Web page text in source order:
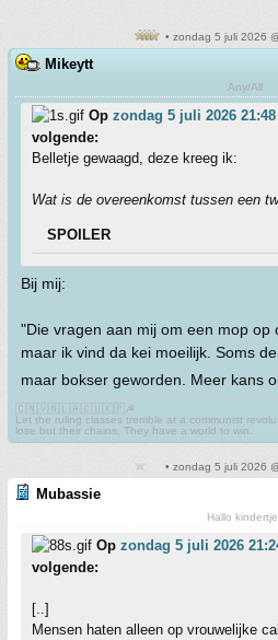
• zondag 5 juli 2026
Mikeytt
Any/All
Op zondag 5 juli 2026 21:48
volgende:
Belletje gewaagd, deze kreeg ik:
Wat is de overeenkomst tussen een
SPOILER
Bij mij:
"Die vragen aan mij om een mop op
maar ik vind da kei moeilijk. Soms
maar bokser geworden. Meer kans
🇨🇳🇻🇳🇱🇦🇨🇺🇰🇵☭
Let the ruling classes tremble at a communist
lose but their chains. They have a world to win.
• zondag 5 juli 2026
Mubassie
Hallo
Op zondag 5 juli 2026
volgende:
[..]
Mensen haten alleen op vrouwelijke